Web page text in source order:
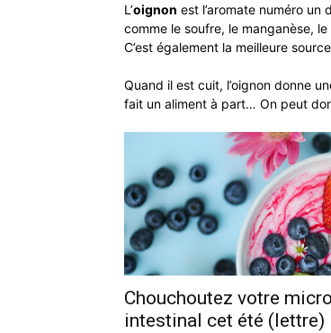
L’oignon est l’aromate numéro
comme le soufre, le manganèse,
C’est également la meilleure
Quand il est cuit, l’oignon donne
fait un aliment à part… On peut
Chouchoutez votre
intestinal cet été (lettre)